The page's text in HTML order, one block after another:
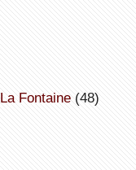
Fontaine(48)